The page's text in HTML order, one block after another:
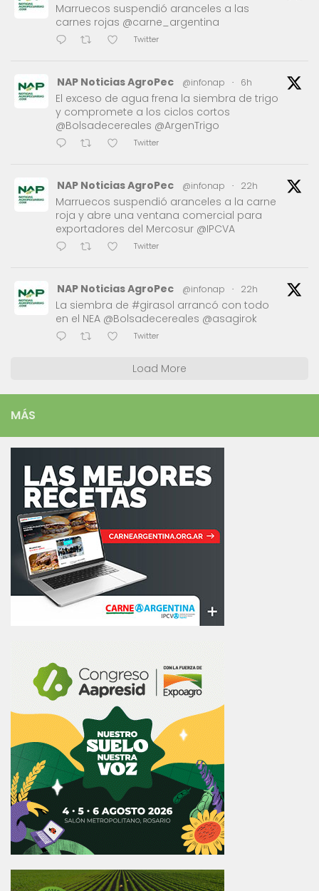
Marruecos suspendió aranceles a las
carnes rojas @carne_argentina
Twitter
NAP Noticias AgroPec @infonap · 6h
El exceso de agua frena la siembra de trigo
y compromete a los ciclos cortos
@Bolsadecereales @ArgenTrigo
Twitter
NAP Noticias AgroPec @infonap · 22h
Marruecos suspendió aranceles a la carne
roja y abre una ventana comercial para
exportadores del Mercosur @IPCVA
Twitter
NAP Noticias AgroPec @infonap · 22h
La siembra de #girasol arrancó con todo
en el NEA @Bolsadecereales @asagirok
Twitter
Load More
MÁS